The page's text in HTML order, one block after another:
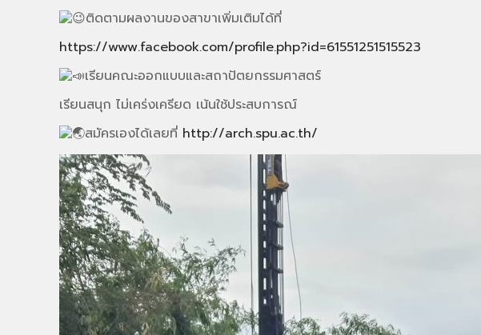
ติดตามผลงานของสาขาเพิ่มเติมได้ที่
https://www.facebook.com/profile.php?id=61551251515523
เรียนคณะออกแบบและสถาปัตยกรรมศาสตร์
เรียนสนุก ไม่เคร่งเครียด เน้นใช้ประสบการณ์
สมัครเองได้เลยที่ http://arch.spu.ac.th/